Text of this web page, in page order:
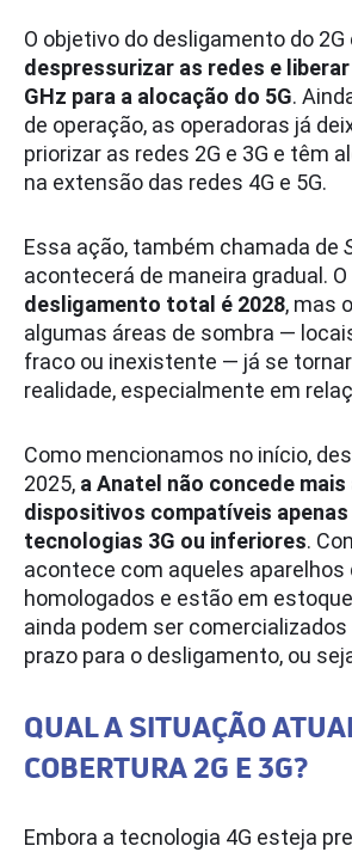
O objetivo do desligamento do 2G
despressurizar as redes e
GHz para a alocação do 5G.
de operação, as operadoras já
priorizar as redes 2G e 3G e têm
na extensão das redes 4G e 5G.
Essa ação, também chamada de
acontecerá de maneira gradual. O
desligamento total é 2028, mas
algumas áreas de sombra ―
fraco ou inexistente ― já se
realidade, especialmente em
Como mencionamos no início,
2025, a Anatel não concede
dispositivos compatíveis
tecnologias 3G ou inferiores.
acontece com aqueles aparelhos
homologados e estão em
ainda podem ser
prazo para o desligamento, ou
QUAL A SITUAÇÃO
COBERTURA 2G E 3G?
Embora a tecnologia 4G esteja